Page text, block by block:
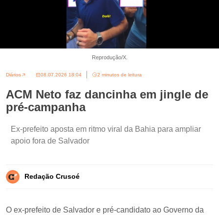
Reprodução/X.
Diários 08.07.2026 18:04 2 minutos de leitura
ACM Neto faz dancinha em jingle de
pré-campanha
Ex-prefeito aposta em ritmo viral da Bahia para ampliar
apoio fora de Salvador
Redação Crusoé
O ex-prefeito de Salvador e pré-candidato ao Governo da